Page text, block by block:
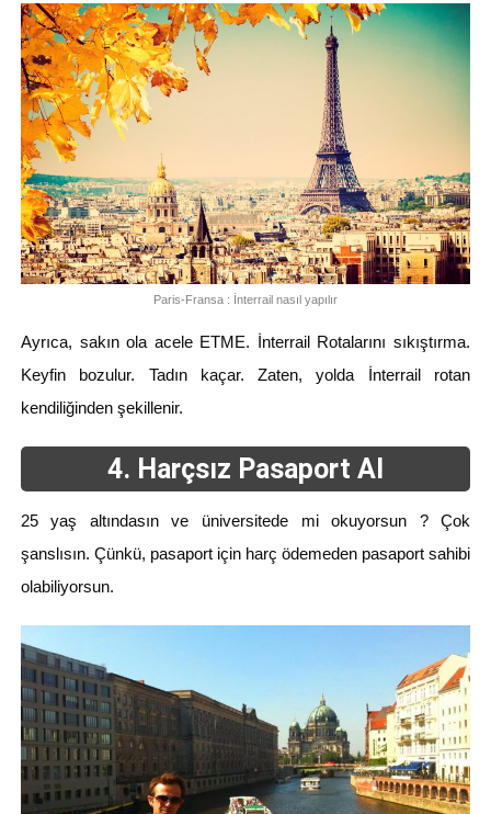
Paris-Fransa : İnterrail nasıl yapılır
Ayrıca, sakın ola acele ETME. İnterrail Rotalarını sıkıştırma.
Keyfin bozulur. Tadın kaçar. Zaten, yolda İnterrail rotan
kendiliğinden şekillenir.
4. Harçsız Pasaport Al
25 yaş altındasın ve üniversitede mi okuyorsun ? Çok
şanslısın. Çünkü, pasaport için harç ödemeden pasaport sahibi
olabiliyorsun.